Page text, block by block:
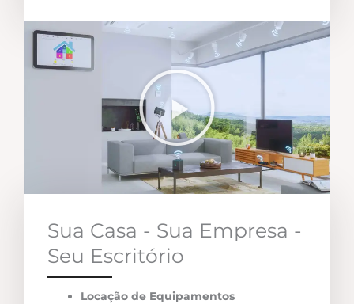
Sua Casa - Sua Empresa -
Seu Escritório
Locação de Equipamentos